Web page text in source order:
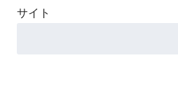
サイト